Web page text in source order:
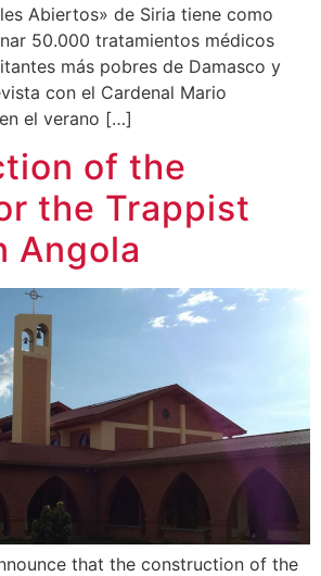
Abiertos» de Siria tiene como
50.000 tratamientos médicos
más pobres de Damasco y
con el Cardenal Mario
el verano […]
of the
the Trappist
Angola
that the construction of the